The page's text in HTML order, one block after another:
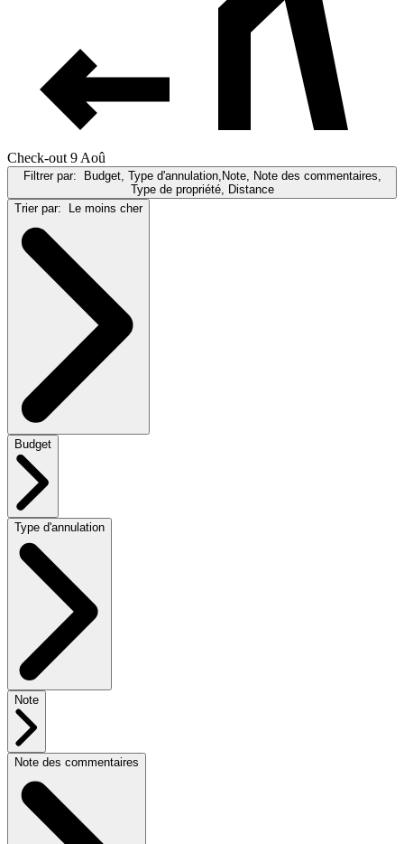
Check-out 9 Aoû
Filtrer par:
Budget, Type d'annulation,Note, Note des commentaires,
Type de propriété, Distance
Trier par:
Le moins cher
Budget
Type d'annulation
Note
Note des commentaires